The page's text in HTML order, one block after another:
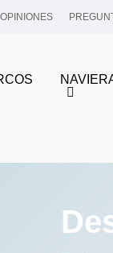
OPINIONES